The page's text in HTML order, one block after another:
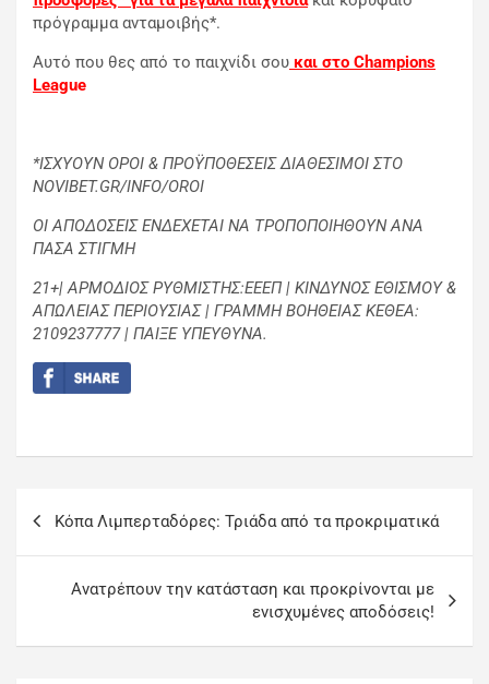
πρόγραμμα ανταμοιβής*.
Αυτό που θες από το παιχνίδι σου και στο Champions
League
*ΙΣΧΥΟΥΝ ΟΡΟΙ & ΠΡΟΫΠΟΘΕΣΕΙΣ ΔΙΑΘΕΣΙΜΟΙ ΣΤΟ
NOVIBET.GR/INFO/OROI
ΟΙ ΑΠΟΔΟΣΕΙΣ ΕΝΔΕΧΕΤΑΙ ΝΑ ΤΡΟΠΟΠΟΙΗΘΟΥΝ ΑΝΑ
ΠΑΣΑ ΣΤΙΓΜΗ
21+| ΑΡΜΟΔΙΟΣ ΡΥΘΜΙΣΤΗΣ:ΕΕΕΠ | ΚΙΝΔΥΝΟΣ ΕΘΙΣΜΟΥ &
ΑΠΩΛΕΙΑΣ ΠΕΡΙΟΥΣΙΑΣ | ΓΡΑΜΜΗ ΒΟΗΘΕΙΑΣ ΚΕΘΕΑ:
2109237777 | ΠΑΙΞΕ ΥΠΕΥΘΥΝΑ.
Κόπα Λιμπερταδόρες: Τριάδα από τα προκριματικά
Ανατρέπουν την κατάσταση και προκρίνονται με
ενισχυμένες αποδόσεις!